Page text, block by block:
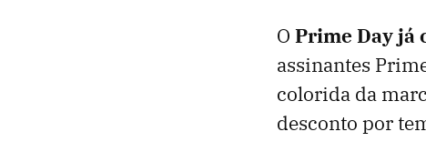
O Prime Day já
assinantes
colorida da
desconto por